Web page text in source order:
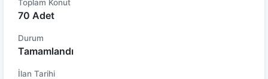
Toplam Konut
70 Adet
Durum
Tamamlandı
İlan Tarihi